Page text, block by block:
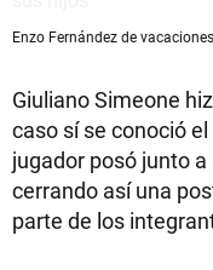
Enzo Fernández de
Giuliano Simeone
caso sí se conoció
jugador posó junto
cerrando así una
parte de los